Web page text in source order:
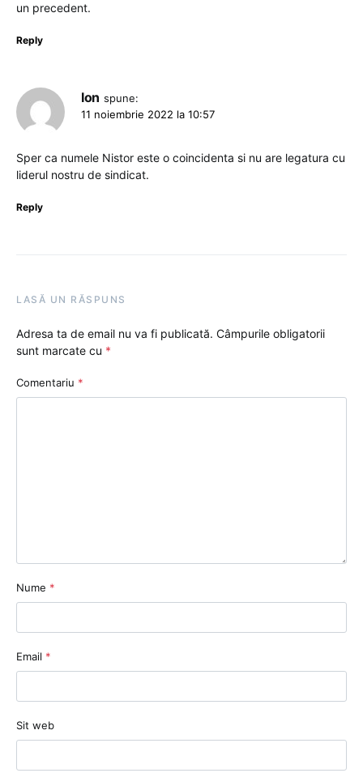
un precedent.
Reply
Ion spune:
11 noiembrie 2022 la 10:57
Sper ca numele Nistor este o coincidenta si nu are legatura cu
liderul nostru de sindicat.
Reply
LASĂ UN RĂSPUNS
Adresa ta de email nu va fi publicată. Câmpurile obligatorii
sunt marcate cu *
Comentariu *
Nume *
Email *
Sit web